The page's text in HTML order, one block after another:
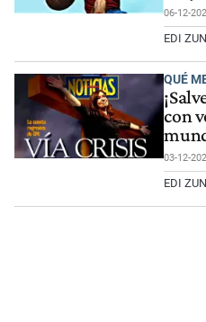
06-12-
EDI
QUÉ
con
03-12-
EDI